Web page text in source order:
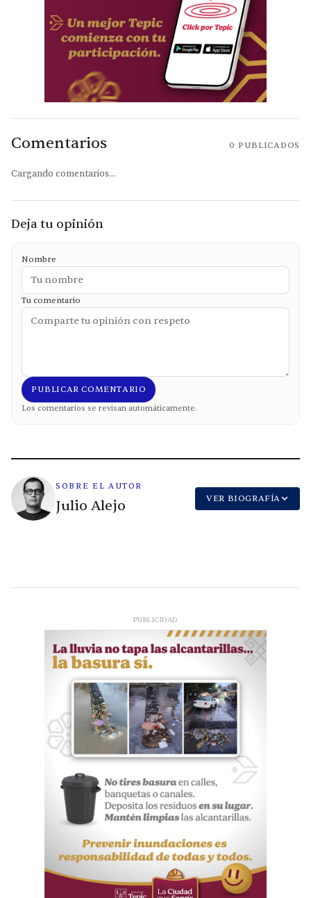
Comentarios 0 PUBLICADOS
Cargando comentarios...
Deja tu opinión
Nombre
Tu comentario
PUBLICAR COMENTARIO
Los comentarios se revisan automáticamente.
SOBRE EL AUTOR
Julio Alejo VER BIOGRAFÍA
PUBLICIDAD